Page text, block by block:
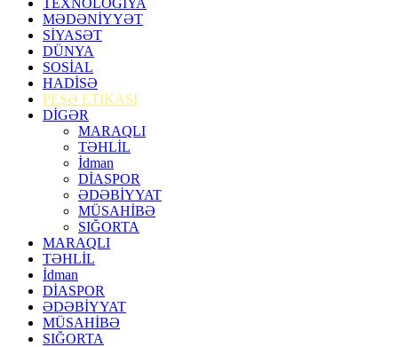
TEXNOLOGİYA
MƏDƏNİYYƏT
SİYASƏT
DÜNYA
SOSİAL
HADİSƏ
PEŞƏ ETİKASI
DİGƏR
MARAQLI
TƏHLİL
İdman
DİASPOR
ƏDƏBİYYAT
MÜSAHİBƏ
SIĞORTA
MARAQLI
TƏHLİL
İdman
DİASPOR
ƏDƏBİYYAT
MÜSAHİBƏ
SIĞORTA